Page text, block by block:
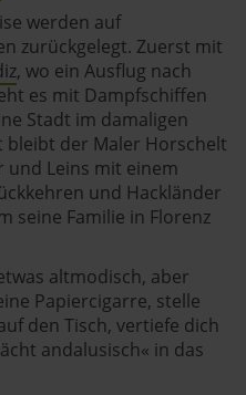
werden auf
zurückgelegt. Zuerst mit
, wo ein Ausflug nach
es mit Dampfschiffen
Stadt im damaligen
bleibt der Maler Horschelt
und Leins mit einem
und Hackländer
seine Familie in Florenz
altmodisch, aber
Papiercigarre, stelle
den Tisch, vertiefe dich
andalusisch« in das